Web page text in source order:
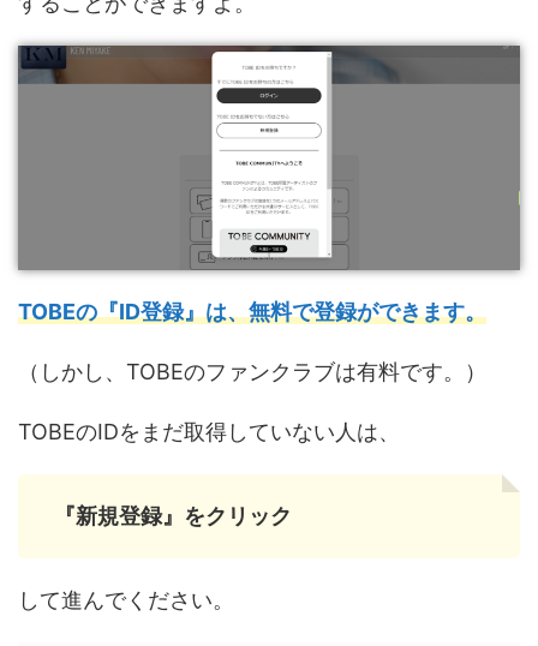
TOBEの『ID登録』は、無料で登録ができます。
（しかし、TOBEのファンクラブは有料です。）
TOBEのIDをまだ取得していない人は、
『新規登録』をクリック
して進んでください。